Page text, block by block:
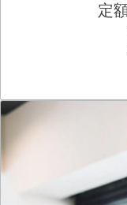
定